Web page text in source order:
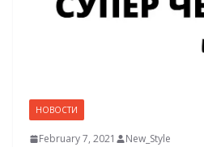
НОВОСТИ
February 7, 2021 New_Style